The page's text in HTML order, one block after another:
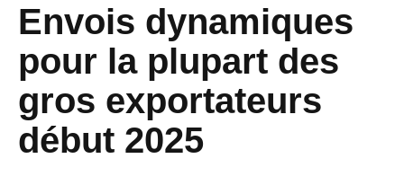
Envois dynamiques
pour la plupart des
gros exportateurs
début 2025